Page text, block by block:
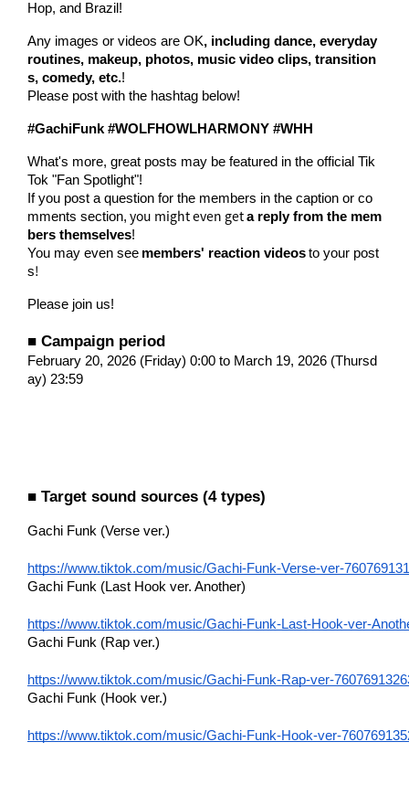
Hop, and Brazil!
Any images or videos are OK, including dance, everyday
routines, makeup, photos, music video clips, transition
s, comedy, etc.!
Please post with the hashtag below!
#GachiFunk #WOLFHOWLHARMONY #WHH
What's more, great posts may be featured in the official Tik
Tok "Fan Spotlight"!
If you post a question for the members in the caption or co
mments section, you might even geta reply from the mem
bers themselves!
You may even see members' reaction videosto your post
s!
Please join us!
■ Campaign period
February 20, 2026 (Friday) 0:00 to March 19, 2026 (Thursd
ay) 23:59
■ Target sound sources (4 types)
Gachi Funk (Verse ver.)
https://www.tiktok.com/music/Gachi-Funk-Verse-ver-
Gachi Funk (Last Hook ver. Another)
https://www.tiktok.com/music/Gachi-Funk-Last-Hook-ver-
Gachi Funk (Rap ver.)
https://www.tiktok.com/music/Gachi-Funk-Rap-ver-
Gachi Funk (Hook ver.)
https://www.tiktok.com/music/Gachi-Funk-Hook-ver-